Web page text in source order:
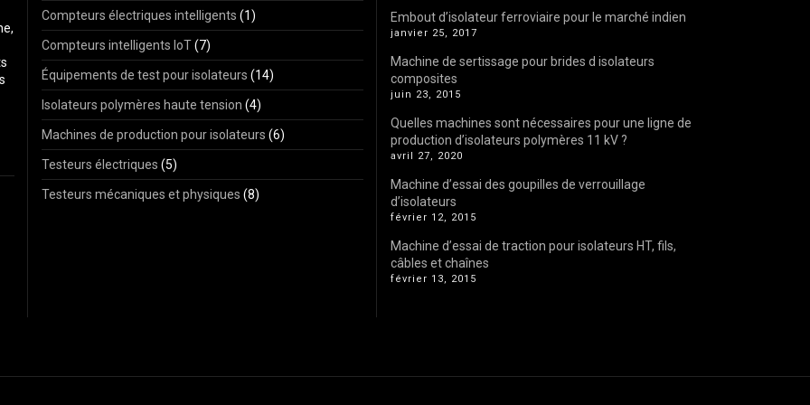
Compteurs électriques intelligents (1)
Compteurs intelligents IoT(7)
Équipements de test pour isolateurs (14)
Isolateurs polymères haute tension (4)
Machines de production pour isolateurs (6)
Testeurs électriques (5)
Testeurs mécaniques et physiques (8)
Embout d’isolateur ferroviaire pour le marché indien
janvier 25, 2017
Machine de sertissage pour brides d isolateurs
composites
juin 23, 2015
Quelles machines sont nécessaires pour une ligne de
production d’isolateurs polymères 11 kV ?
avril 27, 2020
Machine d’essai des goupilles de verrouillage
d’isolateurs
février 12, 2015
Machine d’essai de traction pour isolateurs HT, fils,
câbles et chaînes
février 13, 2015